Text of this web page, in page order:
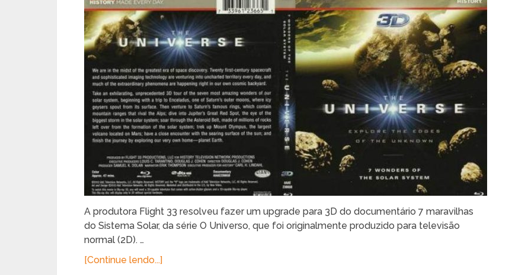
A produtora Flight 33 resolveu fazer um upgrade para 3D do documentário 7 maravilhas
do Sistema Solar, da série O Universo, que foi originalmente produzido para televisão
normal (2D). …
[Continue lendo...]